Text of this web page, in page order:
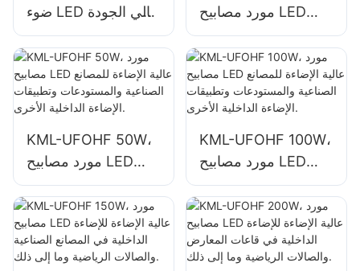
ضوء LED عالي الجودة
بقوة 100 واط
للمساحات الداخلية
مثل مباني المصانع
الصناعية
مورد مصابيح LED
عالية الخليج للمساحات
الداخلية مثل مباني
المصانع الصناعية
والمستودعات.
KML-UFOHF 50W،
مورد مصابيح LED
عالية الإضاءة للمصانع
الصناعية والمستودعات
وتطبيقات الإضاءة
الداخلية الأخرى.
KML-UFOHF 100W،
مورد مصابيح LED
عالية الإضاءة للمصانع
الصناعية والمستودعات
وتطبيقات الإضاءة
الداخلية الأخرى.